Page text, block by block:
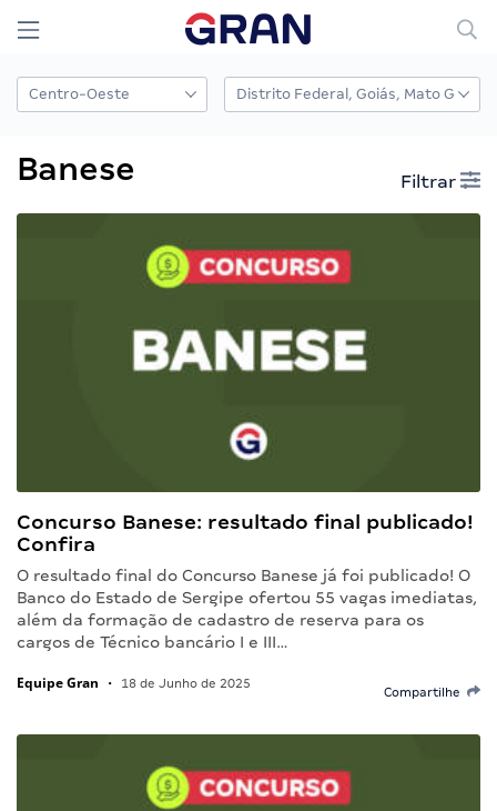
Banese Filtrar
Concurso Banese: resultado final publicado!
Confira
O resultado final do Concurso Banese já foi publicado! O
Banco do Estado de Sergipe ofertou 55 vagas imediatas,
além da formação de cadastro de reserva para os
cargos de Técnico bancário I e III…
Equipe Gran • 18 de Junho de 2025
Compartilhe